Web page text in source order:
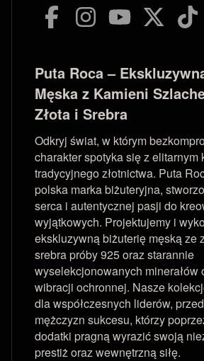
Puta Roca –
Męska z Kamieni
Złota i Srebra
Odkryj świat, w którym
charakter spotyka się z elitarnym
tradycyjnego złotnictwa. Puta
polska marka biżuteryjna,
serca i autentycznej pasji do
wyjątkowych. Projektujemy i
ekskluzywną biżuterię męską ze
srebra próby 925 oraz starannie
wyselekcjonowanych minerałów
wibracji ochronnej. Nasze
dla współczesnych liderów,
mężczyzn sukcesu, którzy
dodatki pragną wyrazić swoją
prestiż oraz wewnętrzną siłę.